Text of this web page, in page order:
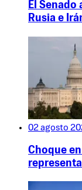
El
Rusia e
02 agosto
Choque